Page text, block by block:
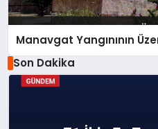
Manavgat Yangınının
Son Dakika